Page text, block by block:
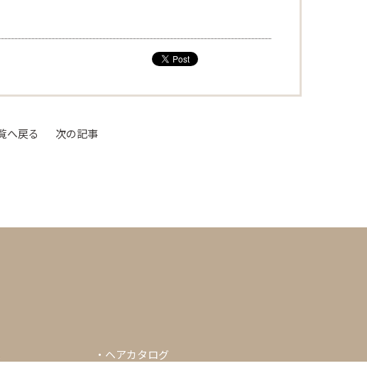
へ戻る 次の記事
・ ヘアカタログ